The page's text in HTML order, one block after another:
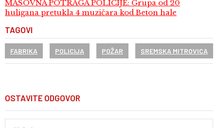
MASOVNA POTRAGA POLICIJE: Grupa od 20
huligana pretukla 4 muzičara kod Beton hale
TAGOVI
FABRIKA POLICIJA POŽAR SREMSKA MITROVICA
OSTAVITE ODGOVOR